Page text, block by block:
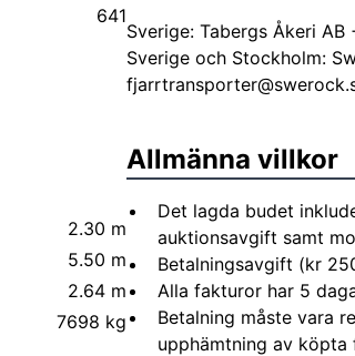
641
2.30 m
5.50 m
2.64 m
7698 kg
Sverige: Tabergs Åkeri
Sverige och Stockholm:
Allmänna villkor
Det lagda budet
auktionsavgift samt
Betalningsavgift (kr
Alla fakturor har 5
Betalning måste vara
upphämtning av köpta